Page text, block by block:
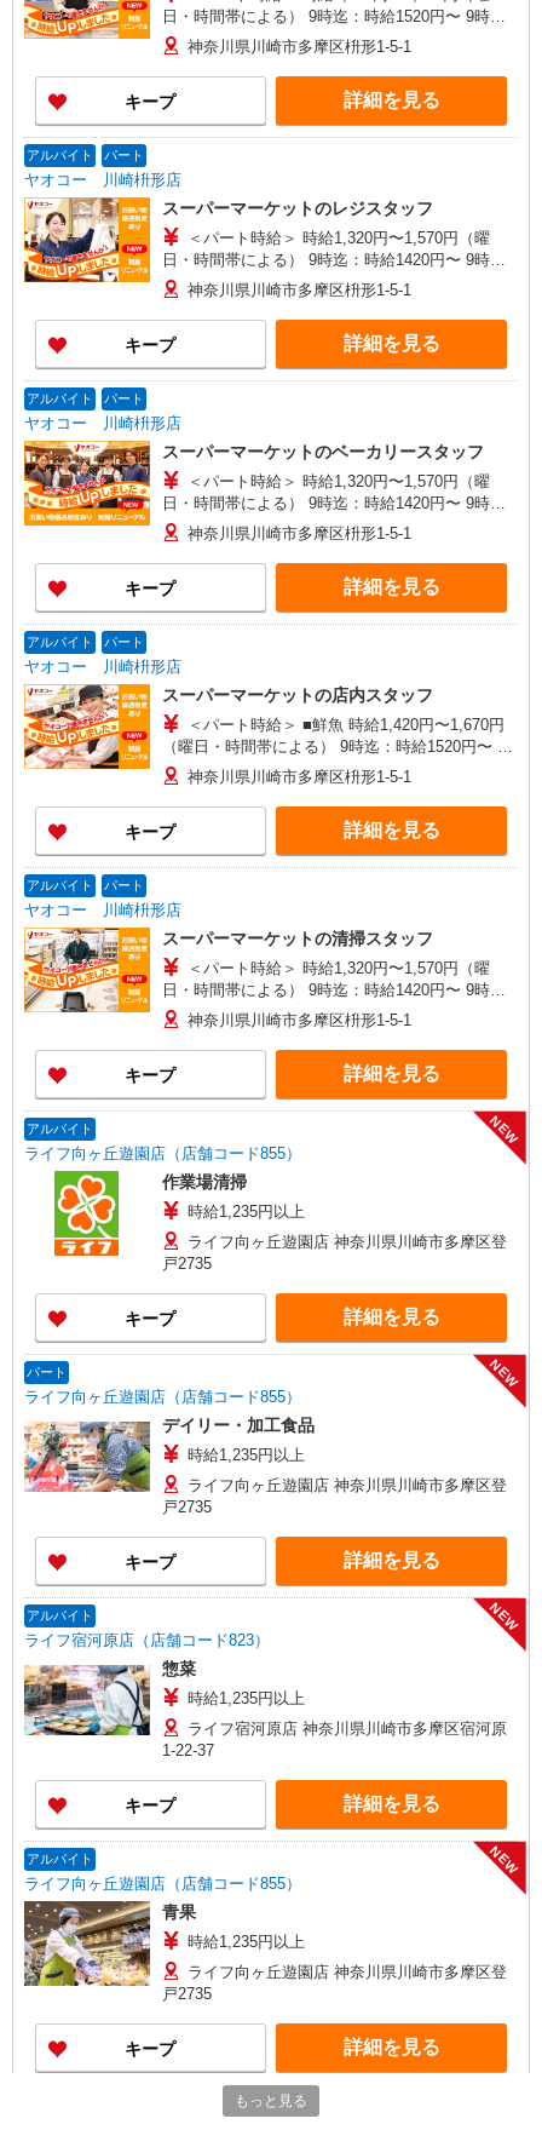
日・時間帯による） 9時迄：時給1520円〜 9時以
降：時給1420円〜 16時以降：時給1570円〜 ★土
曜＋100円 ★日・祝＋100円 ※アルバイトさんの
時給や募集内容はお問い合わせください
神奈川県川崎市多摩区枡形1-5-1
キープ 詳細を見る
アルバイト パート
ヤオコー 川崎枡形店
スーパーマーケットのレジスタッフ
＜パート時給＞ 時給1,320円〜1,570円（曜
日・時間帯による） 9時迄：時給1420円〜 9時以
降：時給1320円〜 16時以降：時給1470円〜 ★土
曜＋100円 ★日・祝＋100円 ※アルバイトさんの
時給や募集内容はお問い合わせください
神奈川県川崎市多摩区枡形1-5-1
キープ 詳細を見る
アルバイト パート
ヤオコー 川崎枡形店
スーパーマーケットのベーカリースタッフ
＜パート時給＞ 時給1,320円〜1,570円（曜
日・時間帯による） 9時迄：時給1420円〜 9時以
降：時給1320円〜 16時以降：時給1470円〜 ★土
曜＋100円 ★日・祝＋100円 ※アルバイトさんの
時給や募集内容はお問い合わせください
神奈川県川崎市多摩区枡形1-5-1
キープ 詳細を見る
アルバイト パート
ヤオコー 川崎枡形店
スーパーマーケットの店内スタッフ
＜パート時給＞ ■鮮魚 時給1,420円〜1,670円
（曜日・時間帯による） 9時迄：時給1520円〜 9
時以降：時給1420円〜 16時以降：時給1570円〜
★土曜＋100円 ★日・祝＋100円 ■鮮魚以外 時給
1,320円〜1,570円（曜日・時間帯による） 9時
迄：時給1420円〜 9時以降：時給1320円〜 16時以
降：時給1470円〜 ★土曜＋100円 ★日・祝＋100
わせください
神奈川県川崎市多摩区枡形1-5-1
キープ 詳細を見る
アルバイト パート
ヤオコー 川崎枡形店
スーパーマーケットの清掃スタッフ
＜パート時給＞ 時給1,320円〜1,570円（曜
日・時間帯による） 9時迄：時給1420円〜 9時以
降：時給1320円〜 16時以降：時給1470円〜 ★土
曜＋100円 ★日・祝＋100円 ※アルバイトさんの
時給や募集内容はお問い合わせください
神奈川県川崎市多摩区枡形1-5-1
キープ 詳細を見る
アルバイト
ライフ向ヶ丘遊園店（店舗コード855）
NEW
作業場清掃
時給1,235円以上
ライフ向ヶ丘遊園店 神奈川県川崎市多摩区登
戸2735
キープ 詳細を見る
パート
ライフ向ヶ丘遊園店（店舗コード855）
NEW
デイリー・加工食品
時給1,235円以上
ライフ向ヶ丘遊園店 神奈川県川崎市多摩区登
戸2735
キープ 詳細を見る
アルバイト
ライフ宿河原店（店舗コード823）
NEW
惣菜
時給1,235円以上
ライフ宿河原店 神奈川県川崎市多摩区宿河原
1-22-37
キープ 詳細を見る
アルバイト
ライフ向ヶ丘遊園店（店舗コード855）
NEW
青果
時給1,235円以上
ライフ向ヶ丘遊園店 神奈川県川崎市多摩区登
戸2735
キープ 詳細を見る
もっと見る